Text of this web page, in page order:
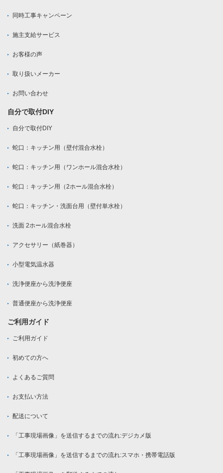
同時工事キャンペーン
施主支給サービス
お客様の声
取り扱いメーカー
お問い合わせ
自分で取付DIY
自分で取付DIY
蛇口：キッチン用（壁付混合水栓）
蛇口：キッチン用（ワンホール混合水栓）
蛇口：キッチン用（2ホール混合水栓）
蛇口：キッチン・洗面台用（壁付単水栓）
洗面 2ホール混合水栓
アクセサリー（紙巻器）
小型電気温水器
洗浄便座から洗浄便座
普通便座から洗浄便座
ご利用ガイド
ご利用ガイド
初めての方へ
よくあるご質問
お支払い方法
配送について
「工事現場画像」を送信するまでの流れ:デジカメ版
「工事現場画像」を送信するまでの流れ:スマホ・携帯電話版